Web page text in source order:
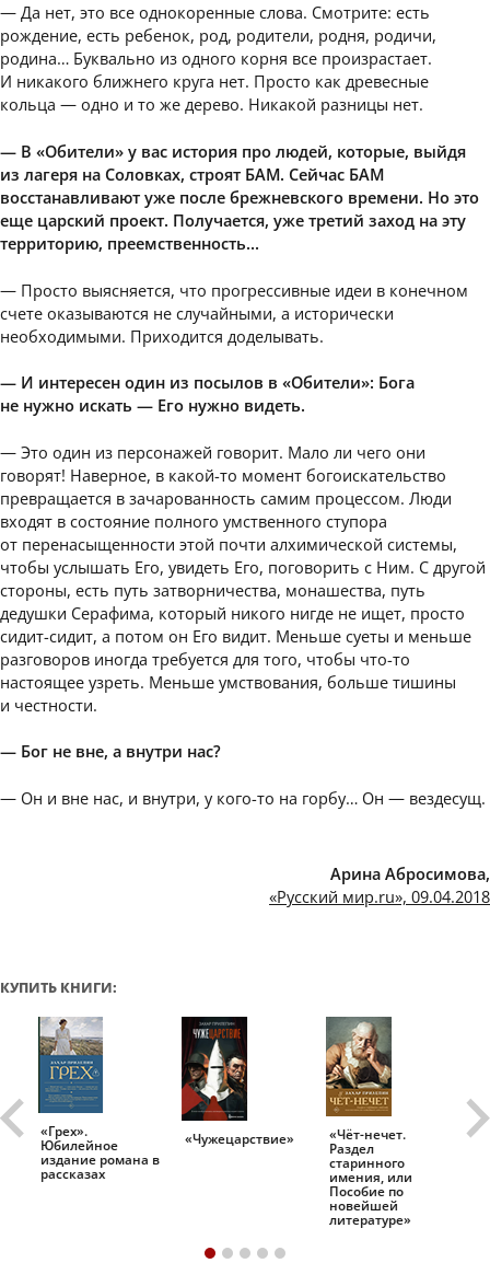
— Да нет, это все однокоренные слова. Смотрите: есть
рождение, есть ребенок, род, родители, родня, родичи,
родина… Буквально из одного корня все произрастает.
И никакого ближнего круга нет. Просто как древесные
кольца — одно и то же дерево. Никакой разницы нет.
— В «Обители» у вас история про людей, которые, выйдя
из лагеря на Соловках, строят БАМ. Сейчас БАМ
восстанавливают уже после брежневского времени. Но это
еще царский проект. Получается, уже третий заход на эту
территорию, преемственность…
— Просто выясняется, что прогрессивные идеи в конечном
счете оказываются не случайными, а исторически
необходимыми. Приходится доделывать.
— И интересен один из посылов в «Обители»: Бога
не нужно искать — Его нужно видеть.
— Это один из персонажей говорит. Мало ли чего они
говорят! Наверное, в какой-то момент богоискательство
превращается в зачарованность самим процессом. Люди
входят в состояние полного умственного ступора
от перенасыщенности этой почти алхимической системы,
чтобы услышать Его, увидеть Его, поговорить с Ним. С другой
стороны, есть путь затворничества, монашества, путь
дедушки Серафима, который никого нигде не ищет, просто
сидит-сидит, а потом он Его видит. Меньше суеты и меньше
разговоров иногда требуется для того, чтобы что-то
настоящее узреть. Меньше умствования, больше тишины
и честности.
— Бог не вне, а внутри нас?
— Он и вне нас, и внутри, у кого-то на горбу… Он — вездесущ.
Арина Абросимова,
«Русский мир.ru», 09.04.2018
КУПИТЬ КНИГИ:
«Грех».
Юбилейное
издание романа в
рассказах
«Чужецарствие» «Чёт-нечет.
Раздел
старинного
имения, или
Пособие по
новейшей
литературе»